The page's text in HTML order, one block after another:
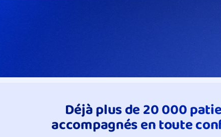
Déjà plus de 20 000
accompagnés en toute